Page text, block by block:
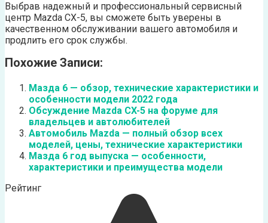
Выбрав надежный и профессиональный сервисный
центр Mazda CX-5, вы сможете быть уверены в
качественном обслуживании вашего автомобиля и
продлить его срок службы.
Похожие Записи:
Мазда 6 — обзор, технические характеристики и
особенности модели 2022 года
Обсуждение Mazda CX-5 на форуме для
владельцев и автолюбителей
Автомобиль Mazda — полный обзор всех
моделей, цены, технические характеристики
Мазда 6 год выпуска — особенности,
характеристики и преимущества модели
Рейтинг